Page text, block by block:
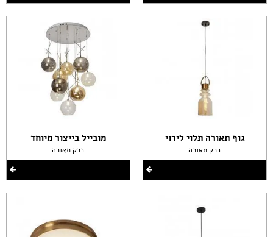
גוף תאורה תלוי לירוי
ברק תאורה
מובייל בייצור מיוחד
ברק תאורה